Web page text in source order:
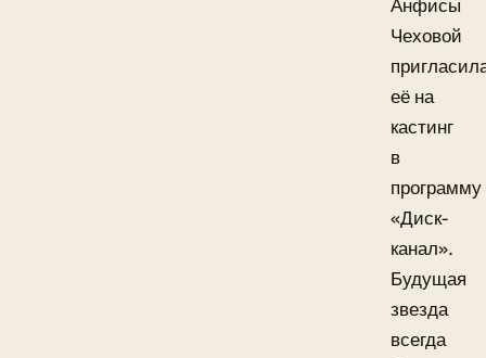
Анфисы
Чеховой
её на
кастинг
в
программу
«Диск-
канал».
Будущая
звезда
всегда